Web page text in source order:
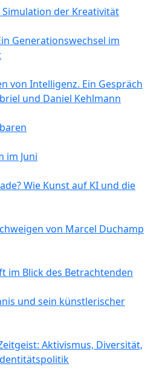
der Kreativität
Generationswechsel im
von Intelligenz. Ein Gespräch
und Daniel Kehlmann
im Juni
Wie Kunst auf KI und die
von Marcel Duchamp
im Blick des Betrachtenden
und sein künstlerischer
Aktivismus, Diversität,